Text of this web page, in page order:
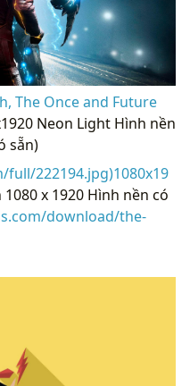
The Once and Future
Neon Light Hình nền
sẵn)
222194.jpg)1080x19
x 1920 Hình nền có
download/the-